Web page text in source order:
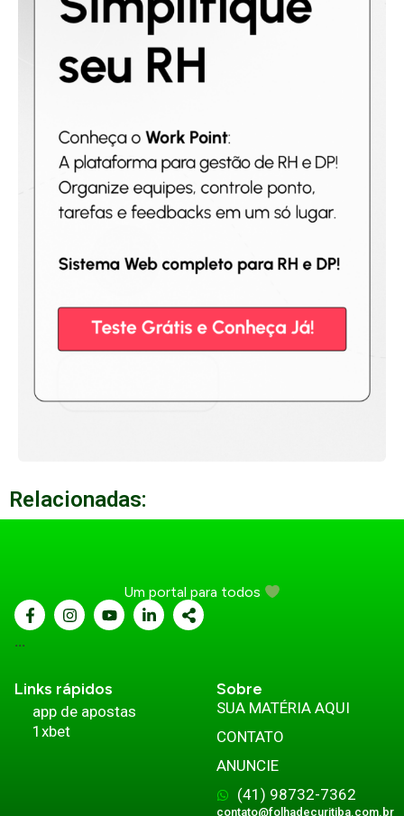
Relacionadas:
Um portal para todos
...
Links rápidos
app de apostas
1xbet
Sobre
SUA MATÉRIA AQUI
CONTATO
ANUNCIE
(41) 98732-7362
contato@folhadecuritiba.com.br